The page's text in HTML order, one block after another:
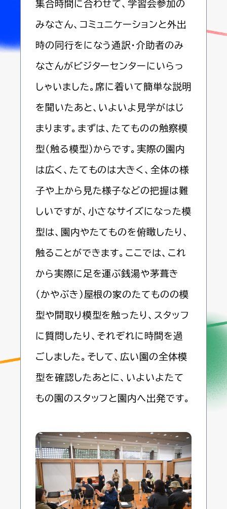
集合時間に合わせて、学習会参加の
みなさん、コミュニケーションと外出
時の同行をになう通訳・介助者のみ
なさんがビジターセンターにいらっ
しゃいました。席に着いて簡単な説明
を聞いたあと、いよいよ見学がはじ
まります。まずは、たてものの触察模
型（触る模型）からです。実際の園内
は広く、たてものは大きく、全体の様
子や上から見た様子などの把握は難
しいですが、小さなサイズになった模
型は、園内やたてものを俯瞰したり、
触ることができます。ここでは、これ
から実際に足を運ぶ銭湯や茅葺き
（かやぶき）屋根の家のたてものの模
型や間取り模型を触ったり、スタッフ
に質問したり、それぞれに時間を過
ごしました。そして、広い園の全体模
型を確認したあとに、いよいよたて
もの園のスタッフと園内へ出発です。